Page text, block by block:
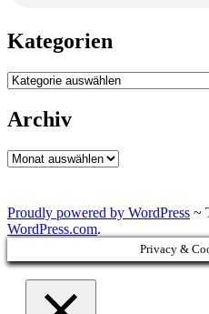
Kategorien
Kategorien
Archiv
Archiv
Proudly powered by WordPress ~
WordPress.com.
Privacy &